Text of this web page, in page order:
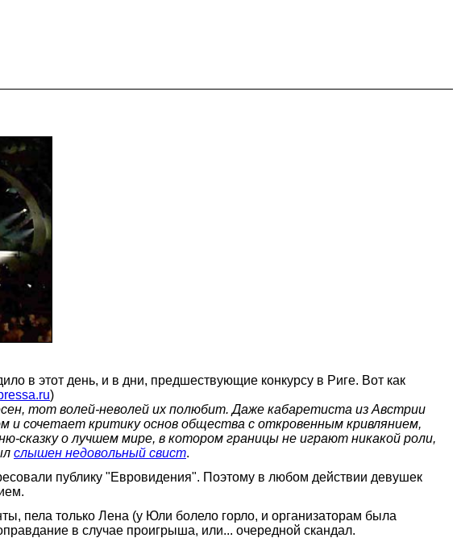
в этот день, и в дни, предшествующие конкурсу в Риге. Вот как
)
тот волей-неволей их полюбит. Даже кабаретиста из Австрии
сочетает критику основ общества с откровенным кривлянием,
сказку о лучшем мире, в котором границы не играют никакой роли,
слышен недовольный свист.
публику "Евровидения". Поэтому в любом действии девушек
пела только Лена (у Юли болело горло, и организаторам была
в случае проигрыша, или... очередной скандал.